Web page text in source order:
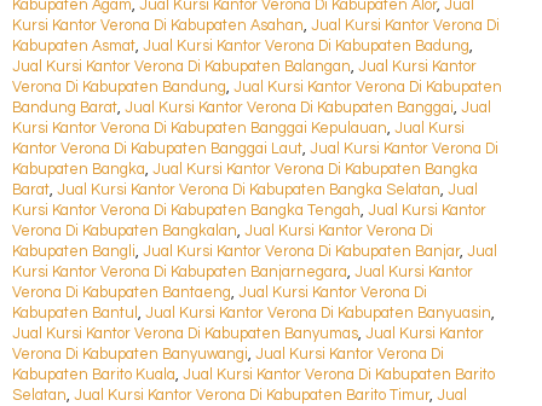
Kabupaten Agam, Jual Kursi Kantor Verona Di Kabupaten Alor, Jual
Kursi Kantor Verona Di Kabupaten Asahan, Jual Kursi Kantor Verona Di
Kabupaten Asmat, Jual Kursi Kantor Verona Di Kabupaten Badung,
Jual Kursi Kantor Verona Di Kabupaten Balangan, Jual Kursi Kantor
Verona Di Kabupaten Bandung, Jual Kursi Kantor Verona Di Kabupaten
Bandung Barat, Jual Kursi Kantor Verona Di Kabupaten Banggai, Jual
Kursi Kantor Verona Di Kabupaten Banggai Kepulauan, Jual Kursi
Kantor Verona Di Kabupaten Banggai Laut, Jual Kursi Kantor Verona Di
Kabupaten Bangka, Jual Kursi Kantor Verona Di Kabupaten Bangka
Barat, Jual Kursi Kantor Verona Di Kabupaten Bangka Selatan, Jual
Kursi Kantor Verona Di Kabupaten Bangka Tengah, Jual Kursi Kantor
Verona Di Kabupaten Bangkalan, Jual Kursi Kantor Verona Di
Kabupaten Bangli, Jual Kursi Kantor Verona Di Kabupaten Banjar, Jual
Kursi Kantor Verona Di Kabupaten Banjarnegara, Jual Kursi Kantor
Verona Di Kabupaten Bantaeng, Jual Kursi Kantor Verona Di
Kabupaten Bantul , Jual Kursi Kantor Verona Di Kabupaten Banyuasin,
Jual Kursi Kantor Verona Di Kabupaten Banyumas, Jual Kursi Kantor
Verona Di Kabupaten Banyuwangi, Jual Kursi Kantor Verona Di
Kabupaten Barito Kuala, Jual Kursi Kantor Verona Di Kabupaten Barito
Selatan, Jual Kursi Kantor Verona Di Kabupaten Barito Timur, Jual